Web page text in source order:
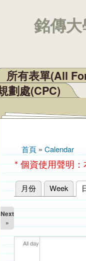
銘傳
所有表單(All
劃處(CPC)
您在這裡
首頁 » Calendar
* 個資使用聲明
主要索引標籤
月份 Week
Next
»
All day